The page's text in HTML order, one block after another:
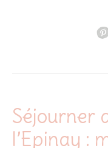
Séjourner
l’Epinay :